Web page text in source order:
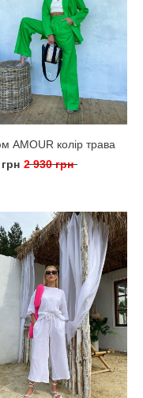
AMOUR колір трава
2 930 грн